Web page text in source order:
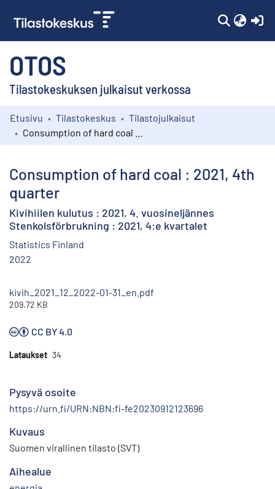
OTOS
Tilastokeskuksen julkaisut verkossa
Kokoelmat
Etusivu Tilastokeskus
Tilastojulkaisut
Consumption of hard coal : 2021, 4th
quarter
Kivihiilen kulutus : 2021, 4. vuosineljännes
Stenkolsförbrukning : 2021, 4:e kvartalet
Statistics Finland
2022
kivih_2021_12_2022-01-31_en.pdf
209.72 KB
CC BY 4.0
Lataukset 34
Pysyvä osoite
https://urn.fi/URN:NBN:fi-fe20230912123696
Kuvaus
Suomen virallinen tilasto (SVT)
Aihealue